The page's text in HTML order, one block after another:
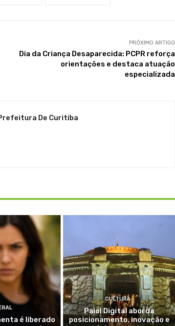
PRÓXIMO ARTIGO
Dia da Criança Desaparecida: PCPR reforça
orientações e destaca atuação
especializada
De Curitiba
é liberado
CULTURA
Paiol Digital aborda
posicionamento, inovação e